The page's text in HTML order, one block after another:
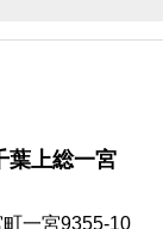
葉上総一宮
一宮9355-10